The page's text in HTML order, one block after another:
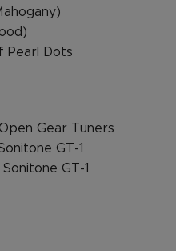
Pearl Dots
Gear Tuners
GT-1
GT-1